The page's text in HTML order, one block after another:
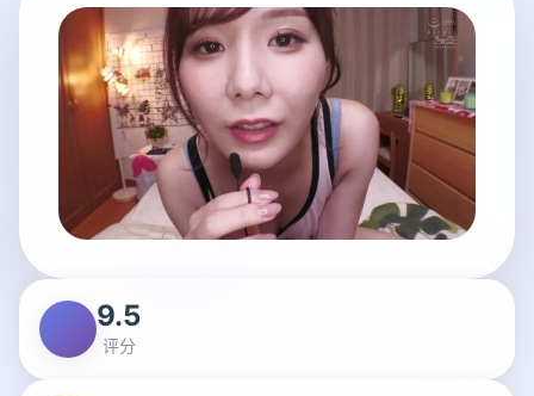
9.5
评分